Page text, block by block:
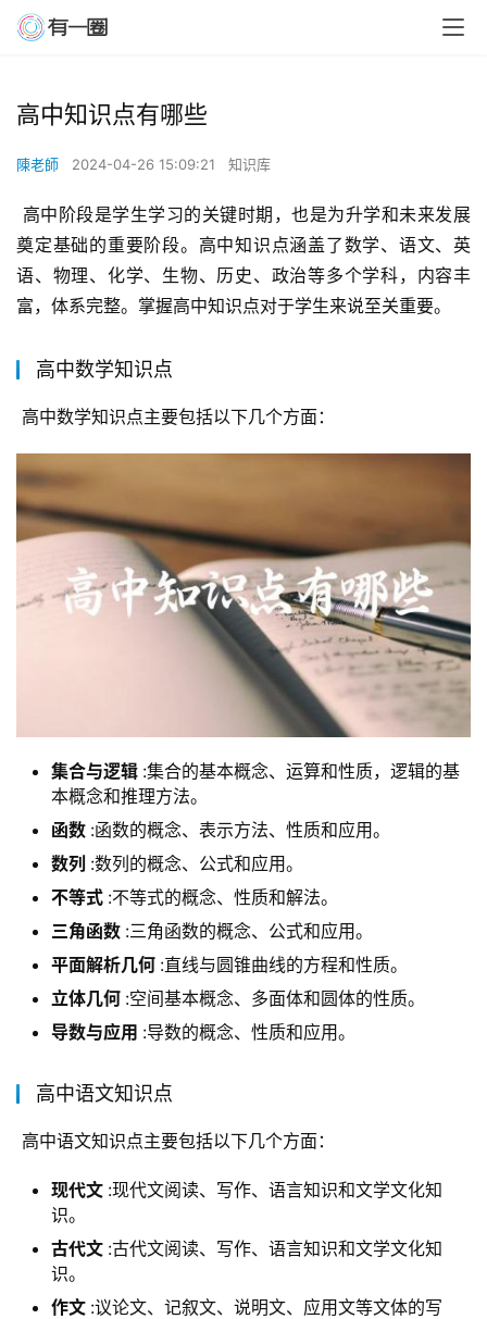
高中知识点有哪些
陳老師 2024-04-26 15:09:21 知识库
奠定基础的重要阶段。高中知识点涵盖了数学、语文、英
语、物理、化学、生物、历史、政治等多个学科，内容丰
富，体系完整。掌握高中知识点对于学生来说至关重要。
高中数学知识点
高中数学知识点主要包括以下几个方面：
集合与逻辑 :集合的基本概念、运算和性质，逻辑的基
本概念和推理方法。
函数 :函数的概念、表示方法、性质和应用。
数列 :数列的概念、公式和应用。
不等式 :不等式的概念、性质和解法。
三角函数 :三角函数的概念、公式和应用。
平面解析几何 :直线与圆锥曲线的方程和性质。
立体几何 :空间基本概念、多面体和圆体的性质。
导数与应用 :导数的概念、性质和应用。
高中语文知识点
高中语文知识点主要包括以下几个方面：
现代文 :现代文阅读、写作、语言知识和文学文化知
识。
古代文 :古代文阅读、写作、语言知识和文学文化知
识。
作文 :议论文、记叙文、说明文、应用文等文体的写